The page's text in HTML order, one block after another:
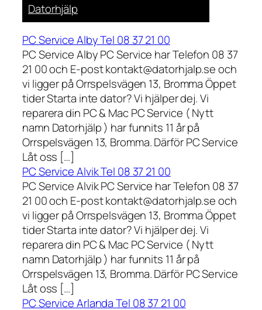
Datorhjälp
PC Service Alby Tel 08 37 21 00
PC Service Alby PC Service har Telefon 08 37
21 00 och E-post kontakt@datorhjalp.se och
vi ligger på Orrspelsvägen 13, Bromma Öppet
tider Starta inte dator? Vi hjälper dej. Vi
reparera din PC & Mac PC Service ( Nytt
namn Datorhjälp ) har funnits 11 år på
Orrspelsvägen 13, Bromma. Därför PC Service
Låt oss […]
PC Service Alvik Tel 08 37 21 00
PC Service Alvik PC Service har Telefon 08 37
21 00 och E-post kontakt@datorhjalp.se och
vi ligger på Orrspelsvägen 13, Bromma Öppet
tider Starta inte dator? Vi hjälper dej. Vi
reparera din PC & Mac PC Service ( Nytt
namn Datorhjälp ) har funnits 11 år på
Orrspelsvägen 13, Bromma. Därför PC Service
Låt oss […]
PC Service Arlanda Tel 08 37 21 00